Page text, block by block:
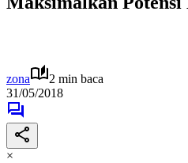
zona
2 min baca
31/05/2018
×